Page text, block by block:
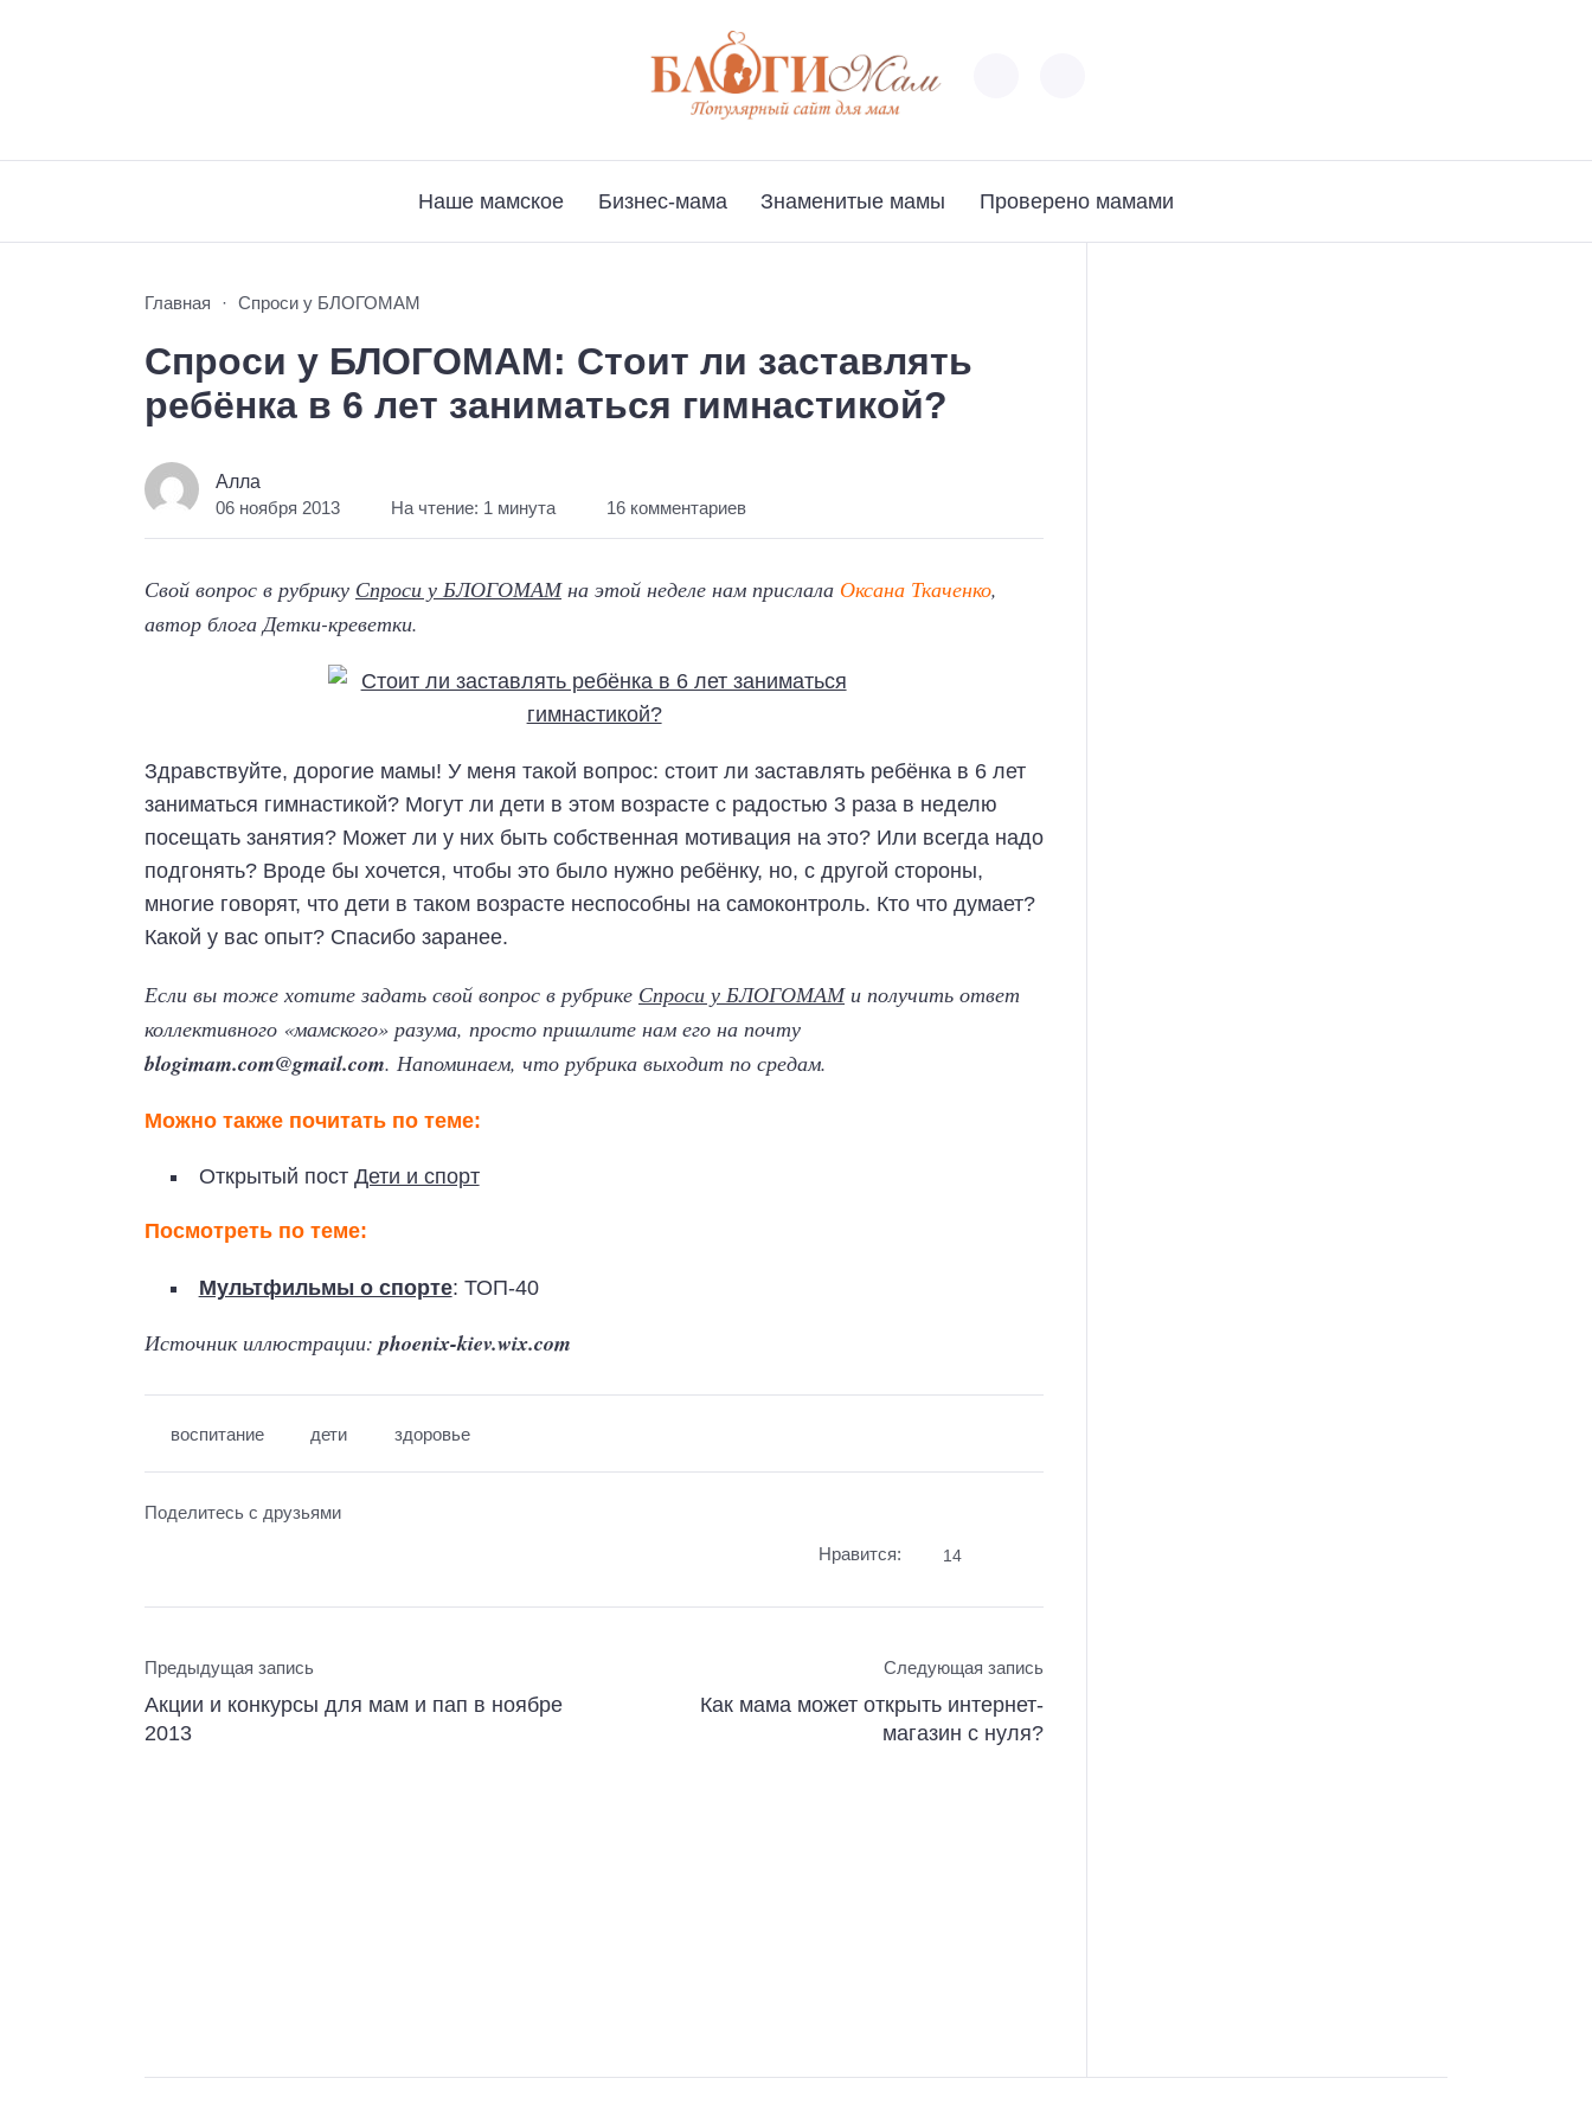
Наше мамское Бизнес-мама Знаменитые мамы Проверено мамами
Главная Спроси у БЛОГОМАМ
Спроси у БЛОГОМАМ: Стоит ли заставлять
ребёнка в 6 лет заниматься гимнастикой?
Алла
06 ноября 2013 На чтение: 1 минута 16 комментариев
Свой вопрос в рубрику Спроси у БЛОГОМАМна этой неделе нам прислала Оксана Ткаченко,
автор блога Детки-креветки.
Здравствуйте, дорогие мамы! У меня такой вопрос: стоит ли заставлять ребёнка в 6 лет
заниматься гимнастикой? Могут ли дети в этом возрасте с радостью 3 раза в неделю
посещать занятия? Может ли у них быть собственная мотивация на это? Или всегда надо
подгонять? Вроде бы хочется, чтобы это было нужно ребёнку, но, с другой стороны,
многие говорят, что дети в таком возрасте неспособны на самоконтроль. Кто что думает?
Какой у вас опыт? Спасибо заранее.
Если вы тоже хотите задать свой вопрос в рубрике Спроси у БЛОГОМАМи получить ответ
коллективного «мамского» разума, просто пришлите нам его на почту
blogimam.com@gmail.com. Напоминаем, что рубрика выходит по средам.
Можно также почитать по теме:
Открытый пост Дети и спорт
Посмотреть по теме:
Мультфильмы о спорте: ТОП-40
Источник иллюстрации:phoenix-kiev.wix.com
воспитание дети здоровье
Поделитесь с друзьями
Нравится: 14
Предыдущая запись
Акции и конкурсы для мам и пап в ноябре
2013
Следующая запись
Как мама может открыть интернет-
магазин с нуля?